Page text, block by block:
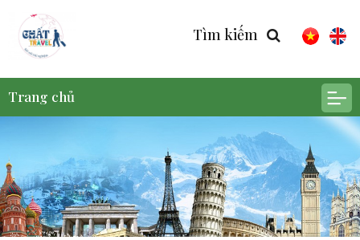
Tìm kiếm
Trang chủ